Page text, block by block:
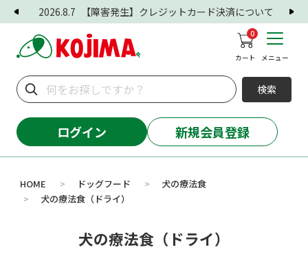
2026.8.7 【障害発生】クレジットカード決済について
0
カート メニュー
検索
ログイン 新規会員登録
HOME > ドッグフード > 犬の療法食
> 犬の療法食（ドライ）
犬の療法食（ドライ）